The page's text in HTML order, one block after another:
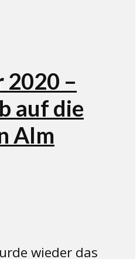
2020 –
auf die
Alm
wieder das